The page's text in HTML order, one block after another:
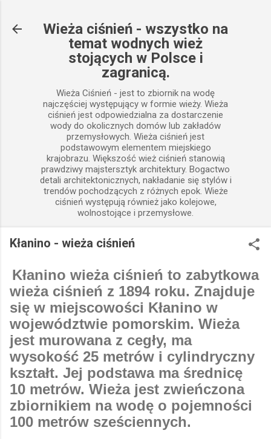
Wieża ciśnień - wszystko na
temat wodnych wież
stojących w Polsce i
zagranicą.
Wieża Ciśnień - jest to zbiornik na wodę
najczęściej występujący w formie wieży. Wieża
ciśnień jest odpowiedzialna za dostarczenie
wody do okolicznych domów lub zakładów
przemysłowych. Wieża ciśnień jest
podstawowym elementem miejskiego
krajobrazu. Większość wież ciśnień stanowią
prawdziwy majstersztyk architektury. Bogactwo
detali architektonicznych, nakładanie się stylów i
trendów pochodzących z różnych epok. Wieże
ciśnień występują również jako kolejowe,
wolnostojące i przemysłowe.
Kłanino - wieża ciśnień
Kłanino wieża ciśnień to zabytkowa
wieża ciśnień z 1894 roku. Znajduje
się w miejscowości Kłanino w
województwie pomorskim. Wieża
jest murowana z cegły, ma
wysokość 25 metrów i cylindryczny
kształt. Jej podstawa ma średnicę
10 metrów. Wieża jest zwieńczona
zbiornikiem na wodę o pojemności
100 metrów sześciennych.